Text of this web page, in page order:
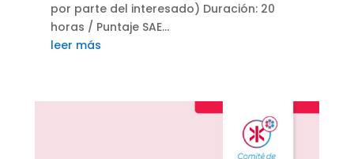
por parte del interesado) Duración: 20
horas / Puntaje SAE...
leer más